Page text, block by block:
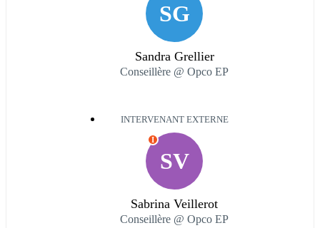
SG
Sandra Grellier
Conseillère @ Opco EP
INTERVENANT EXTERNE
SV
I
Sabrina Veillerot
Conseillère @ Opco EP